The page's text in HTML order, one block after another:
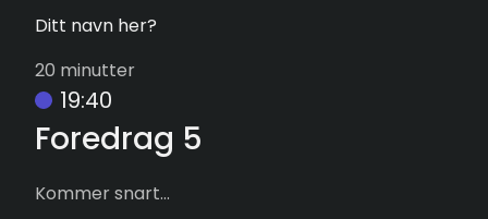
Ditt navn her?
20 minutter
19:40
Foredrag 5
Kommer snart...